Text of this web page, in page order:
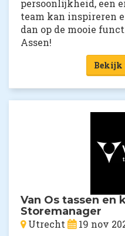
persoonlijkheid, een
team kan inspireren
dan op de mooie
Assen!
Bekijk
Van Os tassen en
Storemanager
Utrecht
19 nov